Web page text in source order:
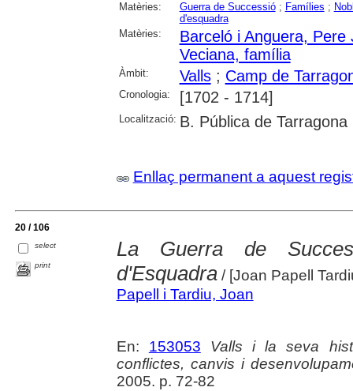
Matèries: Guerra de Successió; Famílies ;
d'esquadra
Matèries:
Barceló i Anguera, Pere
Veciana, família
Àmbit: Valls; Camp de
Cronologia: [1702 - 1714]
Localització: B. Pública de Tarragona
Enllaç permanent a aquest
20 / 106
select
print
La Guerra de
d'Esquadra/ [Joan Papell
Papell i Tardiu, Joan
En: 153053
Valls i la seva
conflictes, canvis i
2005. p. 72-82